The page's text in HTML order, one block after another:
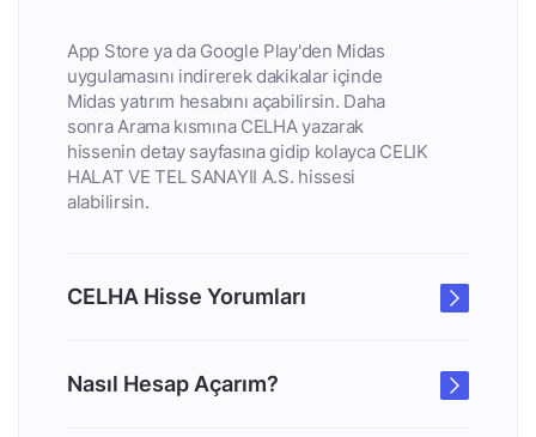
App Store ya da Google Play'den Midas
uygulamasını indirerek dakikalar içinde
Midas yatırım hesabını açabilirsin. Daha
sonra Arama kısmına CELHA yazarak
hissenin detay sayfasına gidip kolayca CELIK
HALAT VE TEL SANAYII A.S. hissesi
alabilirsin.
CELHA Hisse Yorumları
Nasıl Hesap Açarım?